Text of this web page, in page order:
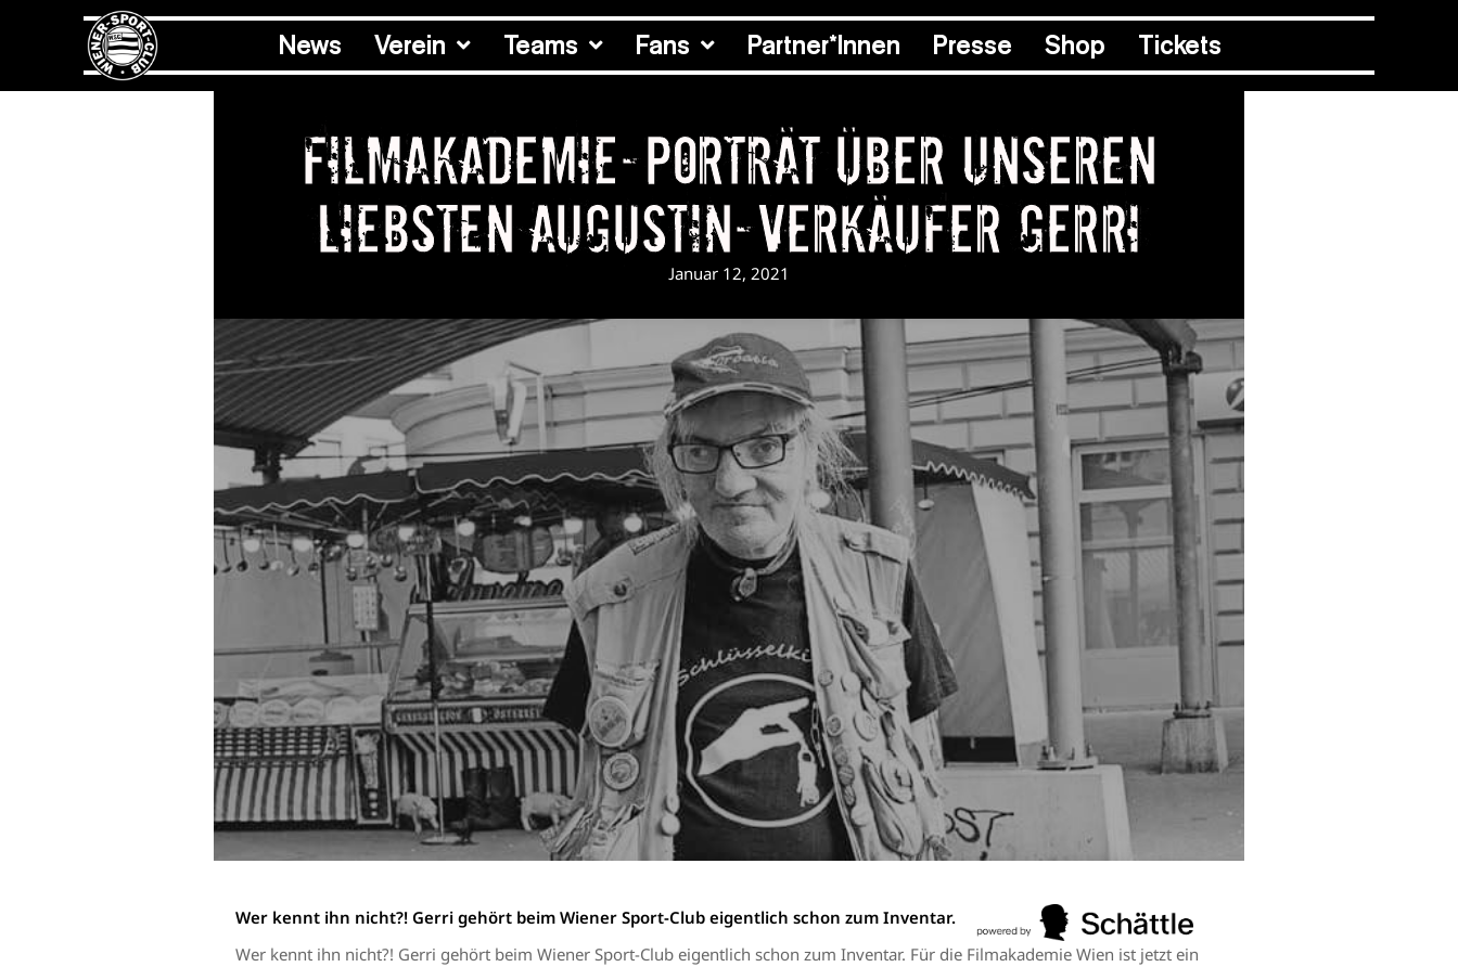
News Verein Teams Fans Partner*Innen Presse Shop Tickets
Filmakademie-Porträt über unseren
liebsten Augustin-Verkäufer Gerri
Januar 12, 2021
Wer kennt ihn nicht?! Gerri gehört beim Wiener Sport-Club eigentlich schon zum Inventar.
Wer kennt ihn nicht?! Gerri gehört beim Wiener Sport-Club eigentlich schon zum Inventar. Für die Filmakademie Wien ist jetzt ein